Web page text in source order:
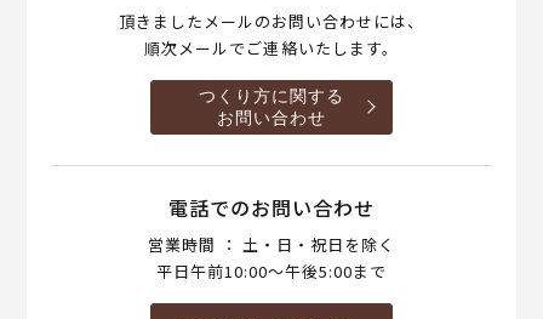
頂きましたメールのお問い合わせには、
順次メールでご連絡いたします。
つくり方に関する
お問い合わせ
電話でのお問い合わせ
営業時間 ： 土・日・祝日を除く
平日午前10:00～午後5:00まで